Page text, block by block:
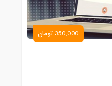
350,000 تومان